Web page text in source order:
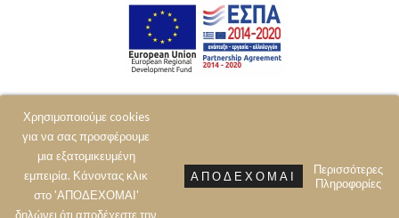
Χρησιμοποιούμε cookies
για να σας προσφέρουμε
μια εξατομικευμένη
εμπειρία. Κάνοντας κλικ
στο 'ΑΠΟΔΕΧΟΜΑΙ'
δηλώνει ότι αποδέχεστε την
ΑΠΟΔΈΧΟΜΑΙ
Περισσότερες
Πληροφορίες
© 2020 JOIN CLOTHES SA. ALL RIGHTS RESERVED